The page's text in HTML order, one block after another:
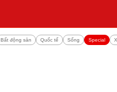
Bất động sản Quốc tế Sống Special